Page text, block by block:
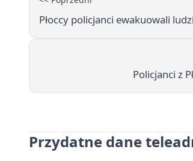
Płoccy policjanci ewakuowali
Policjanci z
Przydatne dane